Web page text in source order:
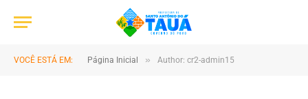
VOCÊ ESTÁ EM: Página Inicial » Author: cr2-admin15